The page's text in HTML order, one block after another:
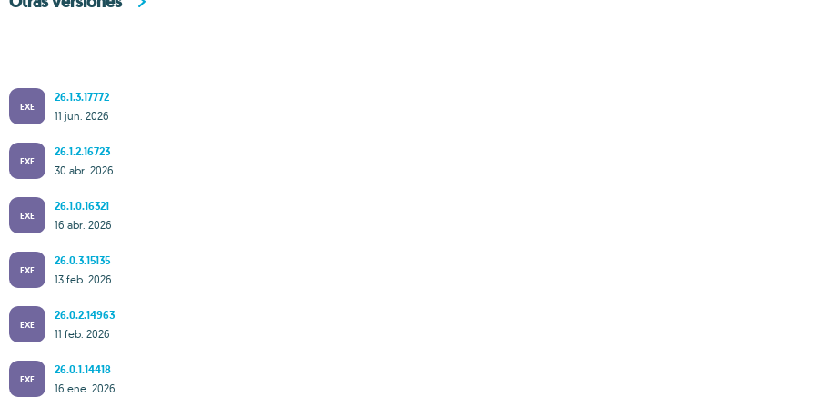
EXE
26.1.3.17772
11 jun. 2026
EXE
26.1.2.16723
30 abr. 2026
EXE
26.1.0.16321
16 abr. 2026
EXE
26.0.3.15135
13 feb. 2026
EXE
26.0.2.14963
11 feb. 2026
EXE
26.0.1.14418
16 ene. 2026